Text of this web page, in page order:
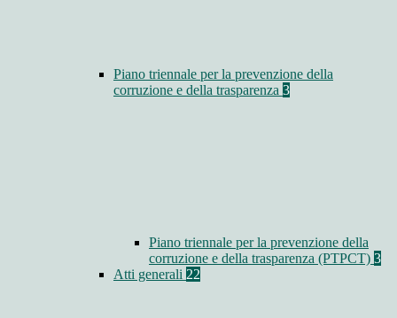
Piano triennale per la prevenzione della
corruzione e della trasparenza 3
Piano triennale per la prevenzione della
corruzione e della trasparenza (PTPCT) 3
Atti generali 22